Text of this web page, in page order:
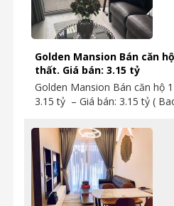
Golden Mansion Bán căn
thất. Giá bán: 3.15 tỷ
Golden Mansion Bán căn hộ
3.15 tỷ – Giá bán: 3.15 tỷ (